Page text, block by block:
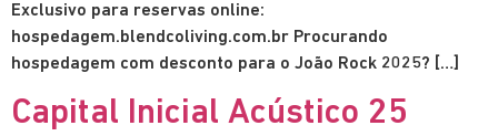
Exclusivo para reservas online:
hospedagem.blendcoliving.com.br Procurando
hospedagem com desconto para o João Rock 2025? […]
Capital Inicial Acústico 25